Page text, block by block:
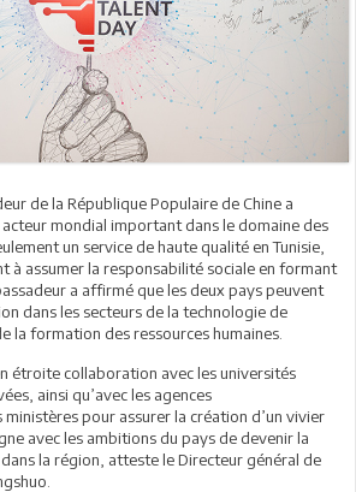
de la République Populaire de Chine a
acteur mondial important dans le domaine des
un service de haute qualité en Tunisie,
à assumer la responsabilité sociale en formant
a affirmé que les deux pays peuvent
dans les secteurs de la technologie de
la formation des ressources humaines.
étroite collaboration avec les universités
ainsi qu’avec les agences
pour assurer la création d’un vivier
avec les ambitions du pays de devenir la
la région, atteste le Directeur général de